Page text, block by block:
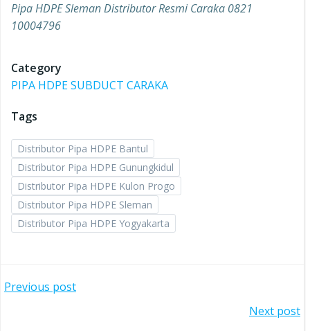
Pipa HDPE Sleman Distributor Resmi Caraka 0821
10004796
Category
PIPA HDPE SUBDUCT CARAKA
Tags
Distributor Pipa HDPE Bantul
Distributor Pipa HDPE Gunungkidul
Distributor Pipa HDPE Kulon Progo
Distributor Pipa HDPE Sleman
Distributor Pipa HDPE Yogyakarta
Post
Previous post
Next post